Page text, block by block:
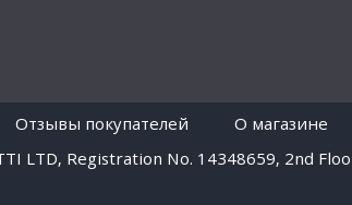
Отзывы покупателей O магазине
LTD, Registration No. 14348659, 2nd